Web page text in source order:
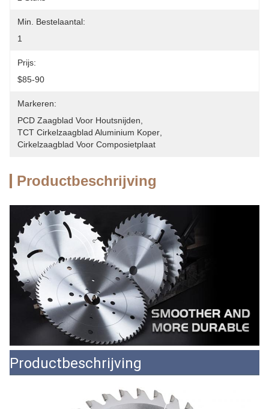
Min. Bestelaantal:
1
Prijs:
$85-90
Markeren:
PCD Zaagblad Voor Houtsnijden
TCT Cirkelzaagblad Aluminium Koper
Cirkelzaagblad Voor Composietplaat
Productbeschrijving
Productbeschrijving